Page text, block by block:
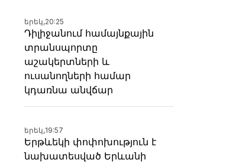
երեկ,20:25
Դիլիջանում համայնքային
տրանսպորտը
աշակերտների և
ուսանողների համար
կդառնա անվճար
երեկ,19:57
Երթևեկի փոփոխություն է
նախատեսված Երևանի